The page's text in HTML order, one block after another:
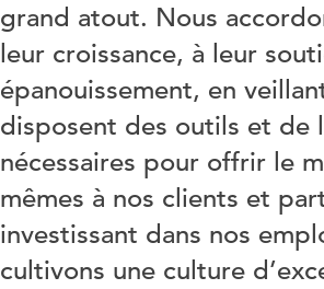
grand atout. Nous
leur croissance, à leur
épanouissement, en
disposent des outils et de
nécessaires pour offrir le
mêmes à nos clients et
investissant dans nos
cultivons une culture